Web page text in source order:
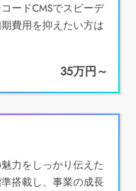
ードCMSでスピーデ
費用を抑えたい方は
35万円～
力をしっかり伝えた
搭載し、事業の成長